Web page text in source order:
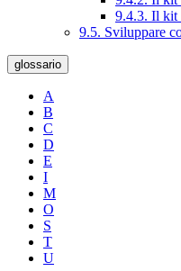
9.4.3. Il kit
9.5. Sviluppare
glossario
A
B
C
D
E
I
M
O
S
T
U